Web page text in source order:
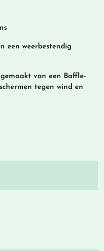
een weerbestendig
van een Baffle-
tegen wind en